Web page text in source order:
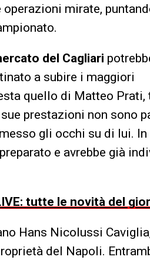
mirate,
del Cagliari
a subire i maggiori
quello di Matteo Prati,
prestazioni non sono
gli occhi su di lui. In
e avrebbe già
tutte le novità del
Hans Nicolussi
del Napoli.